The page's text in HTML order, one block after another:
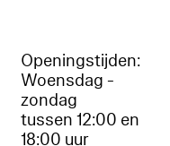
Openingstijden:
Woensdag -
zondag
tussen 12:00 en
18:00 uur